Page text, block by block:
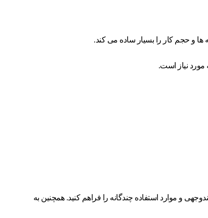
نیاز است.
و موارد استفاده چندگانه را فراهم کنید. همچنین به